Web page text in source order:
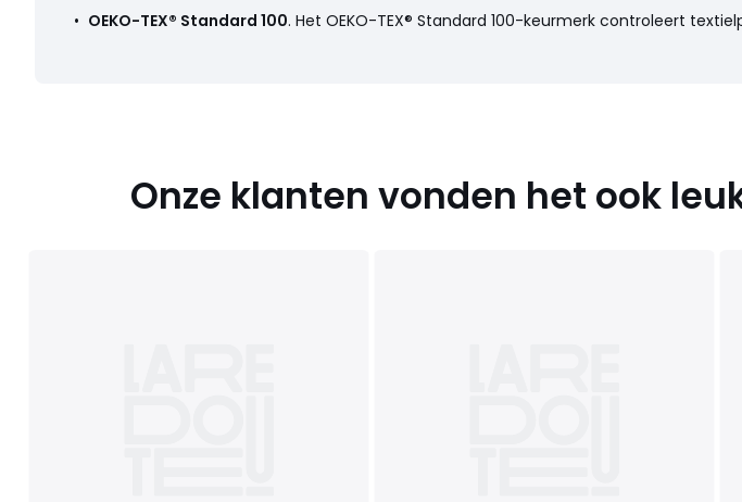
• OEKO-TEX® Standard 100. Het OEKO-TEX® Standard 100-keurmerk controleert
Onze klanten vonden het ook